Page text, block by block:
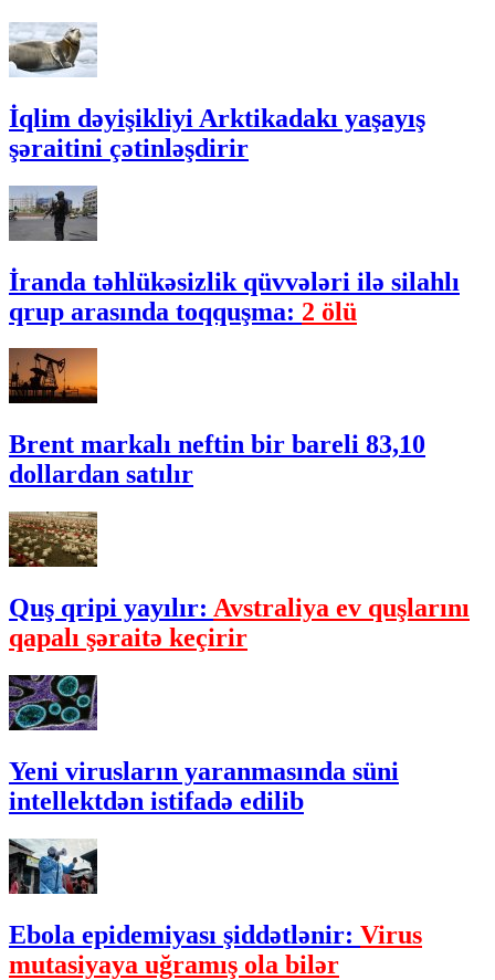
İqlim dəyişikliyi Arktikadakı yaşayış
şəraitini çətinləşdirir
İranda təhlükəsizlik qüvvələri ilə silahlı
qrup arasında toqquşma: 2 ölü
Brent markalı neftin bir bareli 83,10
dollardan satılır
Quş qripi yayılır: Avstraliya ev quşlarını
qapalı şəraitə keçirir
Yeni virusların yaranmasında süni
intellektdən istifadə edilib
Ebola epidemiyası şiddətlənir: Virus
mutasiyaya uğramış ola bilər